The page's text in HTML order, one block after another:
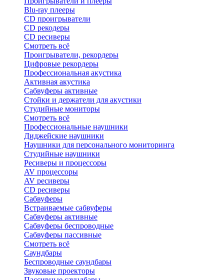
Blu-ray плееры
CD проигрыватели
CD рекодеры
CD ресиверы
Смотреть всё
Проигрыватели, рекордеры
Цифровые рекордеры
Профессиональная акустика
Активная акустика
Сабвуферы активные
Стойки и держатели для акустики
Студийные мониторы
Смотреть всё
Профессиональные наушники
Диджейские наушники
Наушники для персонального мониторинга
Студийные наушники
Ресиверы и процессоры
AV процессоры
AV ресиверы
CD ресиверы
Сабвуферы
Встраиваемые сабвуферы
Сабвуферы активные
Сабвуферы беспроводные
Сабвуферы пассивные
Смотреть всё
Саундбары
Беспроводные саундбары
Звуковые проекторы